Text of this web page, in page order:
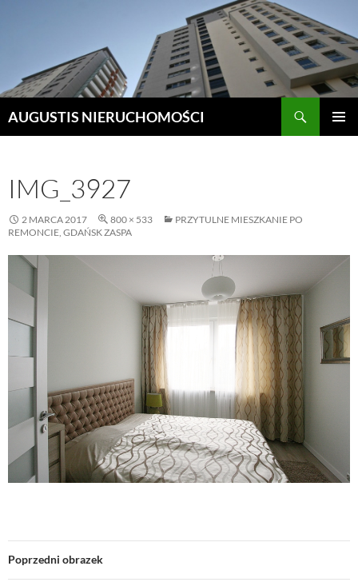
AUGUSTIS NIERUCHOMOŚCI
IMG_3927
2 MARCA 2017 800 × 533
PRZYTULNE MIESZKANIE PO
REMONCIE, GDAŃSK ZASPA
Poprzedni obrazek